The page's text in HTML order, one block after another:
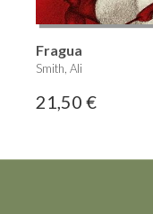
Fragua
Smith, Ali
21,50 €